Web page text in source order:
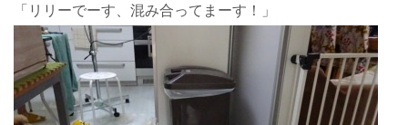
「リリーでーす、混み合ってまーす！」